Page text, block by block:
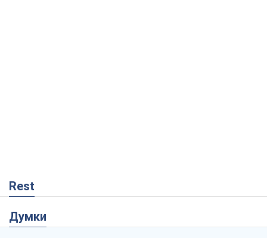
Rest
Думки